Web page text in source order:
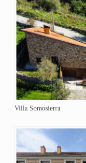
Villa Somosierra